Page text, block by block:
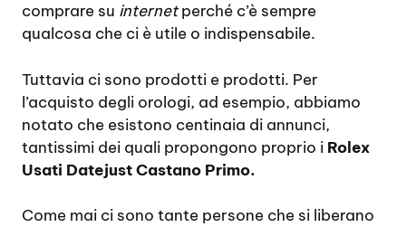
comprare su internetperché c’è sempre
qualcosa che ci è utile o indispensabile.
Tuttavia ci sono prodotti e prodotti. Per
l’acquisto degli orologi, ad esempio, abbiamo
notato che esistono centinaia di annunci,
tantissimi dei quali propongono proprio i Rolex
Usati Datejust Castano Primo.
Come mai ci sono tante persone che si liberano